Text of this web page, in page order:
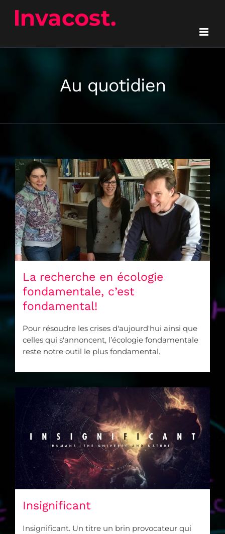
contenu
Au quotidien
La recherche en écologie
fondamentale, c’est
fondamental!
Pour résoudre les crises d'aujourd'hui ainsi que
celles qui s'annoncent, l’écologie fondamentale
reste notre outil le plus fondamental.
Insignificant
Insignificant. Un titre un brin provocateur qui